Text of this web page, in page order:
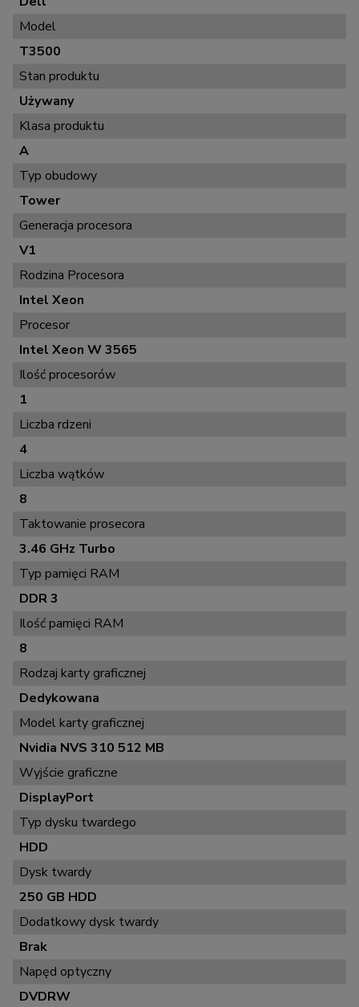
Model
T3500
Stan produktu
Używany
Klasa produktu
A
Typ obudowy
Tower
Generacja procesora
V1
Rodzina Procesora
Intel Xeon
Procesor
Intel Xeon W 3565
Ilość procesorów
1
Liczba rdzeni
4
Liczba wątków
8
Taktowanie prosecora
3.46 GHz Turbo
Typ pamięci RAM
DDR 3
Ilość pamięci RAM
8
Rodzaj karty graficznej
Dedykowana
Model karty graficznej
Nvidia NVS 310 512 MB
Wyjście graficzne
DisplayPort
Typ dysku twardego
HDD
Dysk twardy
250 GB HDD
Dodatkowy dysk twardy
Brak
Napęd optyczny
DVDRW